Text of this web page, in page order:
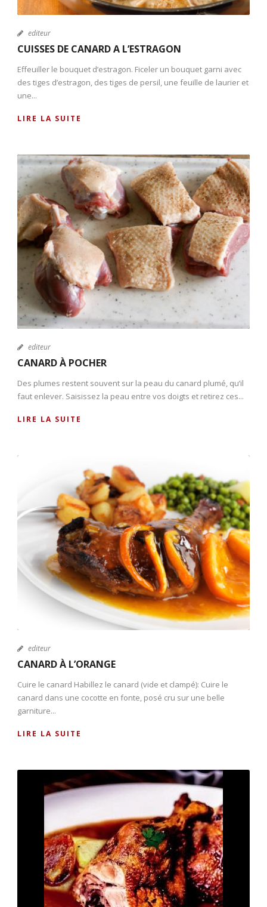
editeur
CUISSES DE CANARD A L’ESTRAGON
Effeuiller le bouquet d’estragon. Ficeler un bouquet garni avec
des tiges d’estragon, des tiges de persil, une feuille de laurier et
une...
LIRE LA SUITE
editeur
CANARD À POCHER
Des plumes restent souvent sur la peau du canard plumé, qu’il
faut enlever. Saisissez la peau entre vos doigts et retirez ces...
LIRE LA SUITE
editeur
CANARD À L’ORANGE
Cuire le canard Habillez le canard (vide et clampé): Cuire le
canard dans une cocotte en fonte, posé cru sur une belle
garniture...
LIRE LA SUITE